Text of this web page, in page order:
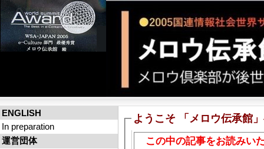
ENGLISH
In preparation
運営団体
ようこそ 「メロウ伝承
この中の記事をお読みい